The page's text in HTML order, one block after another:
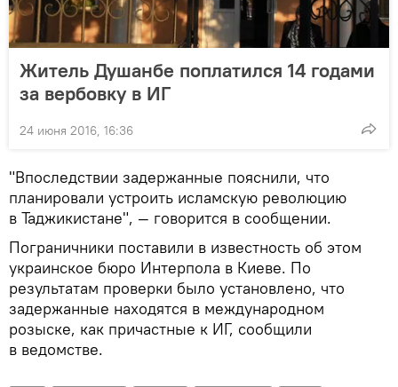
Житель Душанбе поплатился 14 годами
за вербовку в ИГ
24 июня 2016, 16:36
"Впоследствии задержанные пояснили, что
планировали устроить исламскую революцию
в Таджикистане", — говорится в сообщении.
Пограничники поставили в известность об этом
украинское бюро Интерпола в Киеве. По
результатам проверки было установлено, что
задержанные находятся в международном
розыске, как причастные к ИГ, сообщили
в ведомстве.